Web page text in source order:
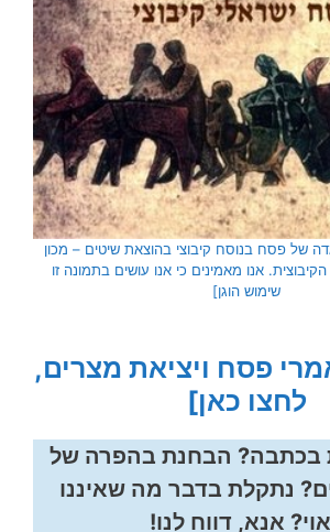
של פסח בנוסח קיבוצי בהוצאת שיטים – מכון
אנו מאמינים כי אנו עושים בתמונה זו
שימוש הוגן]
פסח ויציאת מצרים,
לחצו כאן]
בכתבה? הבחנת בהפרה של
נתקלת בדבר מה שאיננו
אנא, דווח לנו!